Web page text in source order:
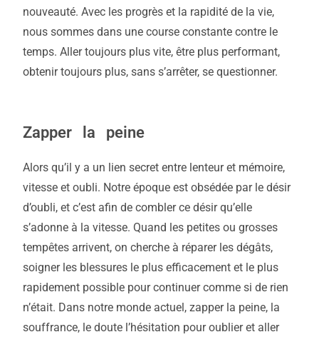
nouveauté. Avec les progrès et la rapidité de la vie,
nous sommes dans une course constante contre le
temps. Aller toujours plus vite, être plus performant,
obtenir toujours plus, sans s’arrêter, se questionner.
Zapper la peine
Alors qu’il y a un lien secret entre lenteur et mémoire,
vitesse et oubli. Notre époque est obsédée par le désir
d’oubli, et c’est afin de combler ce désir qu’elle
s’adonne à la vitesse. Quand les petites ou grosses
tempêtes arrivent, on cherche à réparer les dégâts,
soigner les blessures le plus efficacement et le plus
rapidement possible pour continuer comme si de rien
n’était. Dans notre monde actuel, zapper la peine, la
souffrance, le doute l’hésitation pour oublier et aller